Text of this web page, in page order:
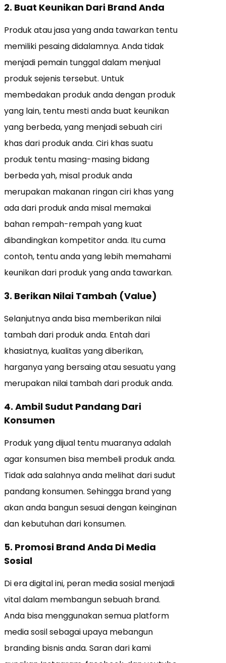
2. Buat Keunikan Dari Brand Anda
Produk atau jasa yang anda tawarkan tentu
memiliki pesaing didalamnya. Anda tidak
menjadi pemain tunggal dalam menjual
produk sejenis tersebut. Untuk
membedakan produk anda dengan produk
yang lain, tentu mesti anda buat keunikan
yang berbeda, yang menjadi sebuah ciri
khas dari produk anda. Ciri khas suatu
produk tentu masing-masing bidang
berbeda yah, misal produk anda
merupakan makanan ringan ciri khas yang
ada dari produk anda misal memakai
bahan rempah-rempah yang kuat
dibandingkan kompetitor anda. Itu cuma
contoh, tentu anda yang lebih memahami
keunikan dari produk yang anda tawarkan.
3. Berikan Nilai Tambah (Value)
Selanjutnya anda bisa memberikan nilai
tambah dari produk anda. Entah dari
khasiatnya, kualitas yang diberikan,
harganya yang bersaing atau sesuatu yang
merupakan nilai tambah dari produk anda.
4. Ambil Sudut Pandang Dari
Konsumen
Produk yang dijual tentu muaranya adalah
agar konsumen bisa membeli produk anda.
Tidak ada salahnya anda melihat dari sudut
pandang konsumen. Sehingga brand yang
akan anda bangun sesuai dengan keinginan
dan kebutuhan dari konsumen.
5. Promosi Brand Anda Di Media
Sosial
Di era digital ini, peran media sosial menjadi
vital dalam membangun sebuah brand.
Anda bisa menggunakan semua platform
media sosil sebagai upaya mebangun
branding bisnis anda. Saran dari kami